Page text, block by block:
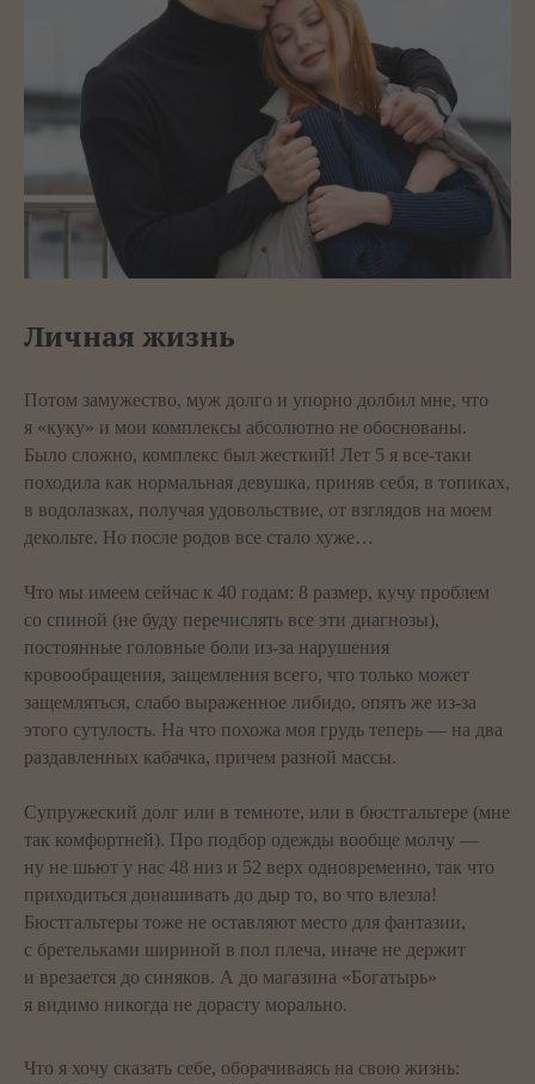
Личная жизнь
Потом замужество, муж долго и упорно долбил мне, что
я «куку» и мои комплексы абсолютно не обоснованы.
Было сложно, комплекс был жесткий! Лет 5 я все-таки
походила как нормальная девушка, приняв себя, в топиках,
в водолазках, получая удовольствие, от взглядов на моем
декольте. Но после родов все стало хуже…
Что мы имеем сейчас к 40 годам: 8 размер, кучу проблем
со спиной (не буду перечислять все эти диагнозы),
постоянные головные боли из-за нарушения
кровообращения, защемления всего, что только может
защемляться, слабо выраженное либидо, опять же из-за
этого сутулость. На что похожа моя грудь теперь — на два
раздавленных кабачка, причем разной массы.
Супружеский долг или в темноте, или в бюстгальтере (мне
так комфортней). Про подбор одежды вообще молчу —
ну не шьют у нас 48 низ и 52 верх одновременно, так что
приходиться донашивать до дыр то, во что влезла!
Бюстгальтеры тоже не оставляют место для фантазии,
с бретельками шириной в пол плеча, иначе не держит
и врезается до синяков. А до магазина «Богатырь»
я видимо никогда не дорасту морально.
Что я хочу сказать себе, оборачиваясь на свою жизнь: